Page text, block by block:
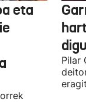
eta
Pilar